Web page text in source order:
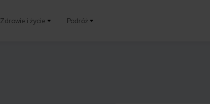
Zdrowie i życie Podróż